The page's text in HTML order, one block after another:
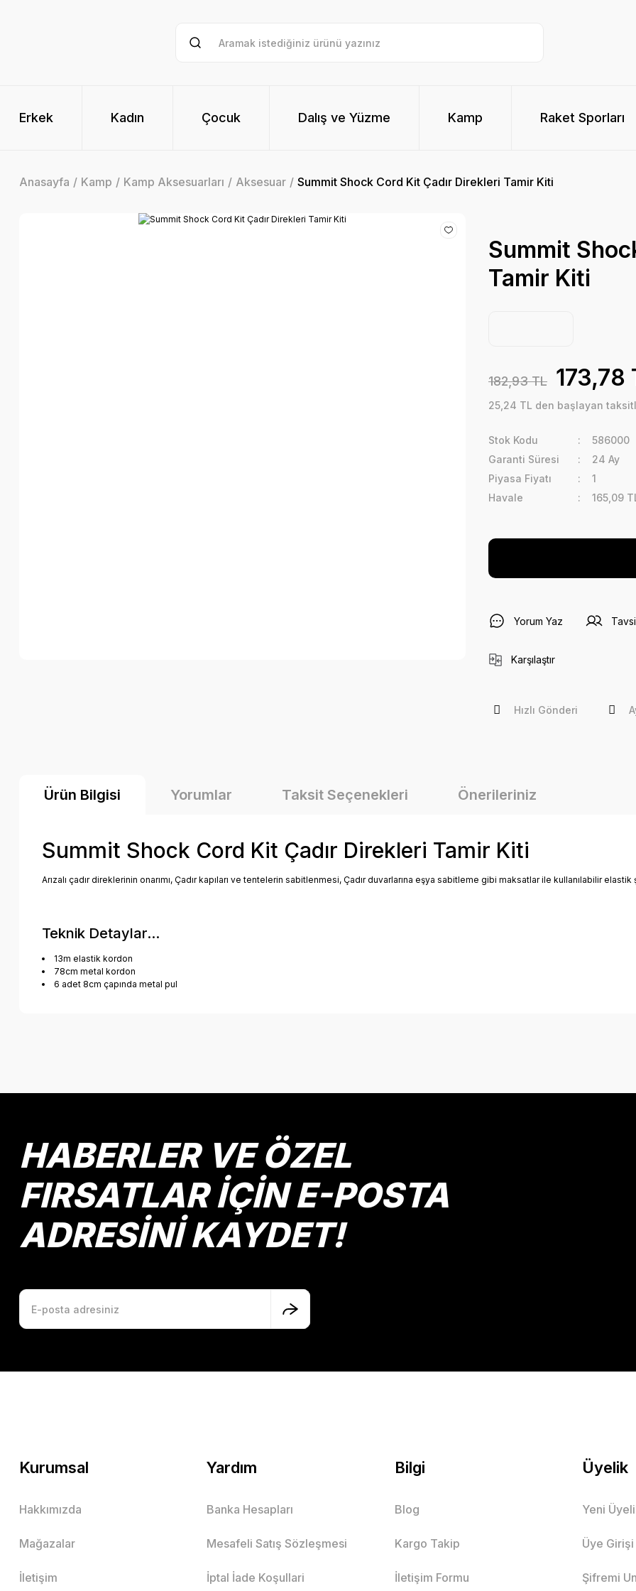
Erkek Kadın Çocuk Dalış ve Yüzme Kamp Raket Sporları
Anasayfa Kamp Kamp Aksesuarları Aksesuar Summit Shock Cord Kit Çadır Direkleri Tamir Kiti
Summit
Tamir Kiti
182,93 TL 173,78
25,24 TL den başlayan
Stok Kodu
586000
Garanti Süresi
24 Ay
Piyasa Fiyatı
1
Havale
165,09
Yorum Yaz
Karşılaştır
Hızlı Gönderi
Ürün Bilgisi Yorumlar Taksit Seçenekleri Önerileriniz
Summit Shock Cord Kit Çadır Direkleri Tamir Kiti
Arızalı çadır direklerinin onarımı, Çadır kapıları ve tentelerin sabitlenmesi, Çadır duvarlarına eşya sabitleme gibi maksatlar ile kullanılabilir
Teknik Detaylar...
13m elastik kordon
78cm metal kordon
6 adet 8cm çapında metal pul
Ürün resmi kalitesiz, bozuk veya görüntülenemiyor.
Ürün fiyatı diğer sitelerden daha pahalı.
HABERLER VE ÖZEL
FIRSATLAR İÇİN E-POSTA
ADRESİNİ KAYDET!
Kurumsal
Hakkımızda
Mağazalar
İletişim
Yardım
Banka Hesapları
Mesafeli Satış Sözleşmesi
İptal İade Koşullari
Bilgi
Blog
Kargo Takip
İletişim Formu
Üyelik
Yeni
Üye Girişi
Şifremi